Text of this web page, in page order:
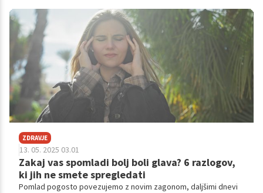
razdražljivost ali celo občutke žalosti.
ZDRAVJE
13. 05. 2025 03.01
Zakaj vas spomladi bolj boli glava? 6 razlogov,
ki jih ne smete spregledati
Pomlad pogosto povezujemo z novim zagonom, daljšimi dnevi